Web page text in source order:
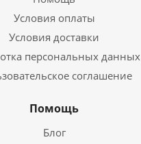
Условия оплаты
Условия доставки
персональных данных
соглашение
Помощь
Блог